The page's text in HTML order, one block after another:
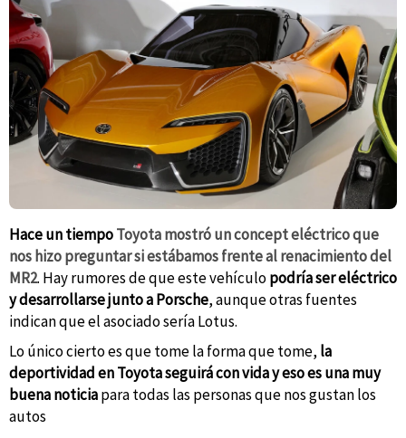
Hace un tiempoToyota mostró un concept eléctrico que
nos hizo preguntar si estábamos frente al renacimiento del
MR2. Hay rumores de que este vehículopodría ser eléctrico
y desarrollarse junto a Porsche, aunque otras fuentes
indican que el asociado sería Lotus.
Lo único cierto es que tome la forma que tome, la
deportividad en Toyota seguirá con vida y eso es una muy
buena noticiapara todas las personas que nos gustan los
autos